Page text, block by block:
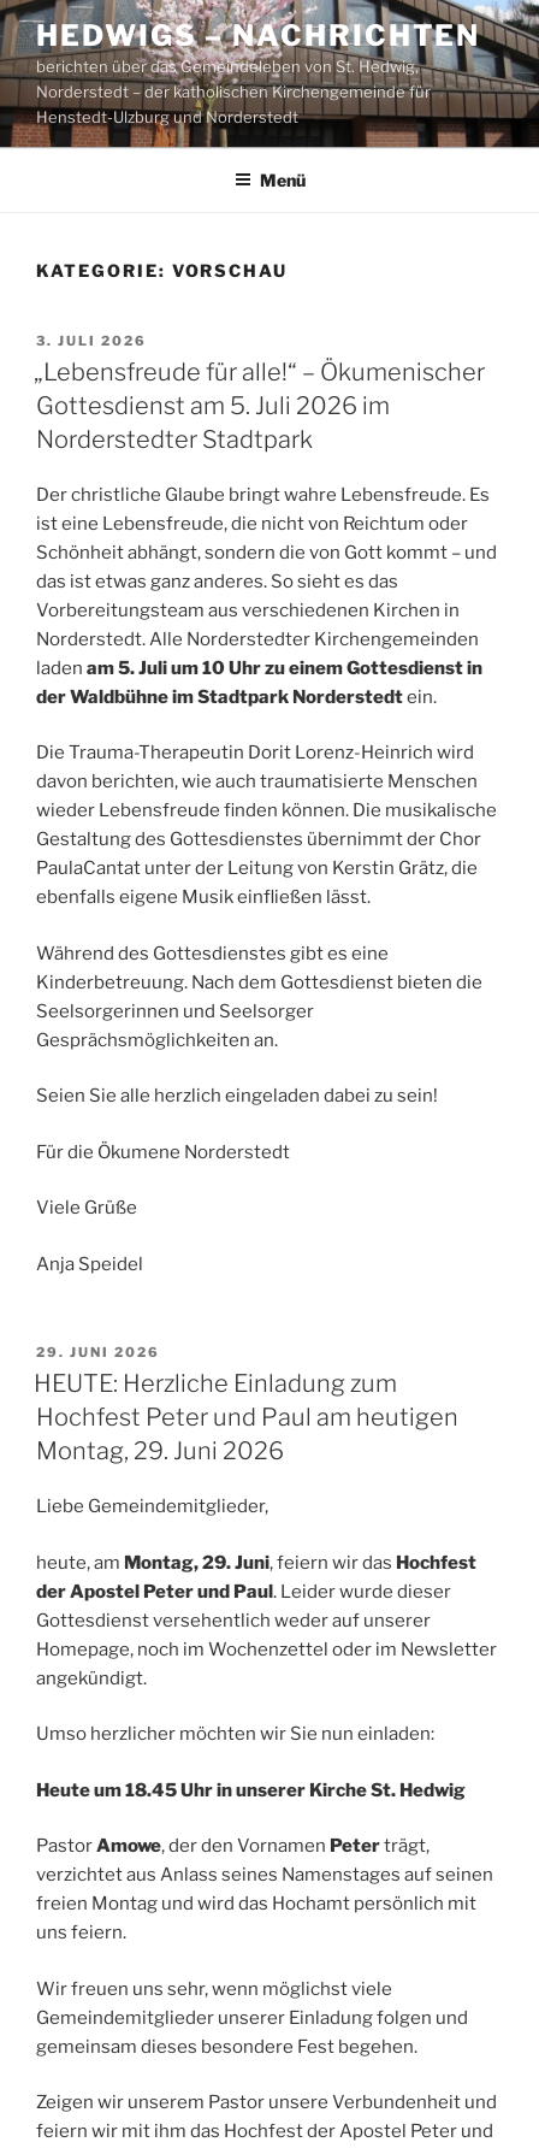
Zum
Inhalt
springen
HEDWIGS – NACHRICHTEN
berichten über das Gemeindeleben von St. Hedwig,
Norderstedt – der katholischen Kirchengemeinde für
Henstedt-Ulzburg und Norderstedt
Menü
KATEGORIE: VORSCHAU
VERÖFFENTLICHT
AM
3. JULI 2026
„Lebensfreude für alle!“ – Ökumenischer
Gottesdienst am 5. Juli 2026 im
Norderstedter Stadtpark
Der christliche Glaube bringt wahre Lebensfreude. Es
ist eine Lebensfreude, die nicht von Reichtum oder
Schönheit abhängt, sondern die von Gott kommt – und
das ist etwas ganz anderes. So sieht es das
Vorbereitungsteam aus verschiedenen Kirchen in
Norderstedt. Alle Norderstedter Kirchengemeinden
laden am 5. Juli um 10 Uhr zu einem Gottesdienst in
der Waldbühne im Stadtpark Norderstedtein.
Die Trauma-Therapeutin Dorit Lorenz-Heinrich wird
davon berichten, wie auch traumatisierte Menschen
wieder Lebensfreude finden können. Die musikalische
Gestaltung des Gottesdienstes übernimmt der Chor
PaulaCantat unter der Leitung von Kerstin Grätz, die
ebenfalls eigene Musik einfließen lässt.
Während des Gottesdienstes gibt es eine
Kinderbetreuung. Nach dem Gottesdienst bieten die
Seelsorgerinnen und Seelsorger
Gesprächsmöglichkeiten an.
Seien Sie alle herzlich eingeladen dabei zu sein!
Für die Ökumene Norderstedt
Viele Grüße
Anja Speidel
VERÖFFENTLICHT
AM
29. JUNI 2026
HEUTE: Herzliche Einladung zum
Hochfest Peter und Paul am heutigen
Montag, 29. Juni 2026
Liebe Gemeindemitglieder,
heute, am Montag, 29. Juni, feiern wir das Hochfest
der Apostel Peter und Paul. Leider wurde dieser
Gottesdienst versehentlich weder auf unserer
Homepage, noch im Wochenzettel oder im Newsletter
angekündigt.
Umso herzlicher möchten wir Sie nun einladen:
Heute um 18.45 Uhr in unserer Kirche St. Hedwig
PastorAmowe, der den Vornamen Peterträgt,
verzichtet aus Anlass seines Namenstages auf seinen
freien Montag und wird das Hochamt persönlich mit
uns feiern.
Wir freuen uns sehr, wenn möglichst viele
Gemeindemitglieder unserer Einladung folgen und
gemeinsam dieses besondere Fest begehen.
Zeigen wir unserem Pastor unsere Verbundenheit und
feiern wir mit ihm das Hochfest der Apostel Peter und